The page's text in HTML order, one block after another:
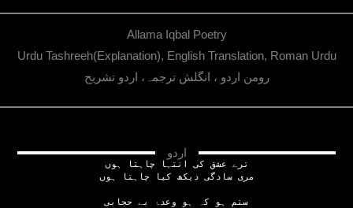
Allama Iqbal Poetry
Urdu Tashreeh(Explanation), English Translation, Roman Urdu
رومن اردو ، انگلش ترجمہ، اردو تشریح
اردو
ترے عشق کی انتہا چاہتا ہوں
مری سادگی دیکھ کیا چاہتا ہوں
ستم ہو کہ ہو وعدۂ بے حجابی